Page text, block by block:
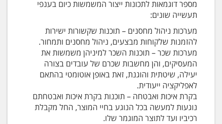
מספר דוגמאות לתכונות ייצור המשמשות כיום בענפי
תעשייה שונים:
מערכות ניהול מחסנים – תוכנות שקשורות ישירות
להזמנות שלקוחות מבצעים, ניהול מחסנים ותמחור.
מערכות שכר – תוכנות השכר למיניהן משמשות את
המעסיקים, והן מחשבות שכרם של עובדים בצורה
יעילה, שיטתית והוגנת, זאת באופן אוטומטי בהתאם
לאפליקציה ייעודית.
בקרת איכות ואבטחה – תוכנות בקרת איכות ואבטחתם
נוגעות למעשה בכל הנוגע בחיי המוצר, החל מקבלת
רכיביו ועד לתוצר המוגמר שלו.